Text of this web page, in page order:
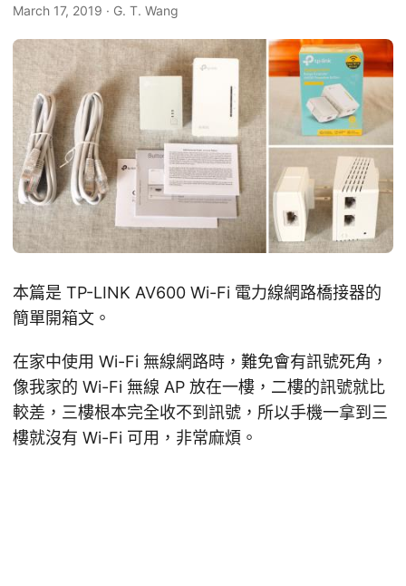
March 17, 2019 · G. T. Wang
本篇是 TP-LINK AV600 Wi-Fi 電力線網路橋接器的
簡單開箱文。
在家中使用 Wi-Fi 無線網路時，難免會有訊號死角，
像我家的 Wi-Fi 無線 AP 放在一樓，二樓的訊號就比
較差，三樓根本完全收不到訊號，所以手機一拿到三
樓就沒有 Wi-Fi 可用，非常麻煩。